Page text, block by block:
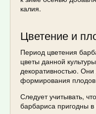
калия.
Цветение и
Период цветения
цветы данной
декоративностью.
формирования плодов
Следует учитывать,
барбариса пригодны